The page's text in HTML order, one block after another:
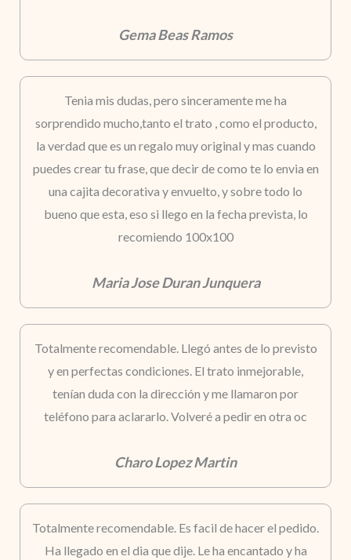
Gema Beas Ramos
Tenia mis dudas, pero sinceramente me ha
sorprendido mucho,tanto el trato , como el producto,
la verdad que es un regalo muy original y mas cuando
puedes crear tu frase, que decir de como te lo envia en
una cajita decorativa y envuelto, y sobre todo lo
bueno que esta, eso si llego en la fecha prevista, lo
recomiendo 100x100
Maria Jose Duran Junquera
Totalmente recomendable. Llegó antes de lo previsto
y en perfectas condiciones. El trato inmejorable,
tenían duda con la dirección y me llamaron por
teléfono para aclararlo. Volveré a pedir en otra oc
Charo Lopez Martin
Totalmente recomendable. Es facil de hacer el pedido.
Ha llegado en el dia que dije. Le ha encantado y ha